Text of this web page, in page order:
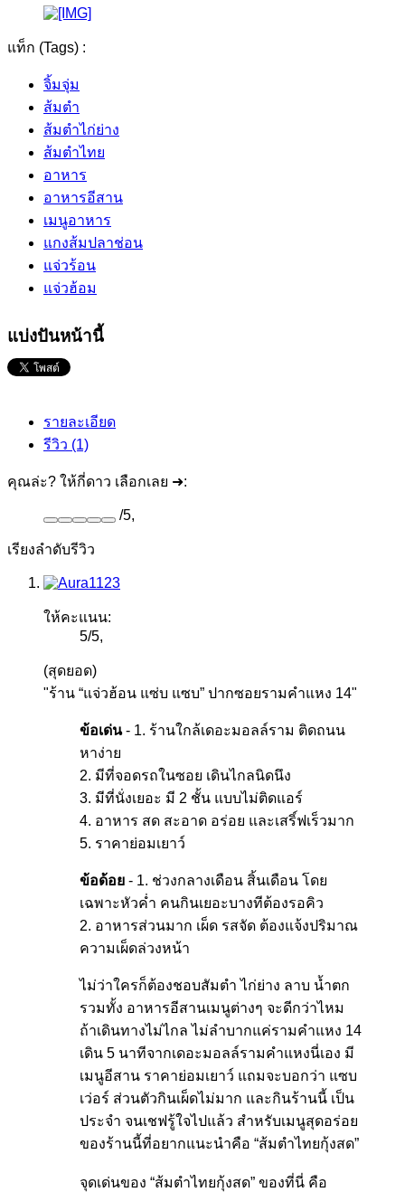
แท็ก (Tags) :
จิ้มจุ่ม
ส้มตำ
ส้มตำไก่ย่าง
ส้มตำไทย
อาหาร
อาหารอีสาน
เมนูอาหาร
แกงส้มปลาช่อน
แจ่วร้อน
แจ่วฮ้อม
แบ่งปันหน้านี้
รายละเอียด
รีวิว (1)
คุณล่ะ? ให้กี่ดาว เลือกเลย ➜:
/5,
เรียงลำดับรีวิว
ให้คะแนน:
5/5,
(สุดยอด)
"ร้าน “แจ่วฮ้อน แซ่บ แซบ” ปากซอยรามคำแหง 14"
ข้อเด่น- 1. ร้านใกล้เดอะมอลล์ราม ติดถนน
หาง่าย
2. มีที่จอดรถในซอย เดินไกลนิดนึง
3. มีที่นั่งเยอะ มี 2 ชั้น แบบไม่ติดแอร์
4. อาหาร สด สะอาด อร่อย และเสริ์ฟเร็วมาก
5. ราคาย่อมเยาว์
ข้อด้อย - 1. ช่วงกลางเดือน สิ้นเดือน โดย
เฉพาะหัวค่ำ คนกินเยอะบางทีต้องรอคิว
2. อาหารส่วนมาก เผ็ด รสจัด ต้องแจ้งปริมาณ
ความเผ็ดล่วงหน้า
ไม่ว่าใครก็ต้องชอบสัมตำ ไก่ย่าง ลาบ น้ำตก
รวมทั้ง อาหารอีสานเมนูต่างๆ จะดีกว่าไหม
ถ้าเดินทางไม่ไกล ไม่ลำบากแค่รามคำแหง 14
เดิน 5 นาทีจากเดอะมอลล์รามคำแหงนี่เอง มี
เมนูอีสาน ราคาย่อมเยาว์ แถมจะบอกว่า แซบ
เว่อร์ ส่วนตัวกินเผ็ดไม่มาก และกินร้านนี้ เป็น
ประจำ จนเชฟรู้ใจไปแล้ว สำหรับเมนูสุดอร่อย
ของร้านนี้ที่อยากแนะนำคือ “ส้มตำไทยกุ้งสด”
จุดเด่นของ “ส้มตำไทยกุ้งสด” ของที่นี่ คือ